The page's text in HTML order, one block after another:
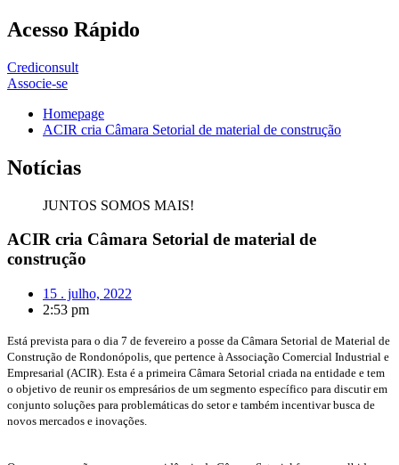
Acesso Rápido
Crediconsult
Associe-se
Homepage
ACIR cria Câmara Setorial de material de construção
Notícias
JUNTOS SOMOS MAIS!
ACIR cria Câmara Setorial de material de
construção
15 . julho, 2022
2:53 pm
Está prevista para o dia 7 de fevereiro a posse da Câmara Setorial de Material de
Construção de Rondonópolis, que pertence à Associação Comercial Industrial e
Empresarial (ACIR). Esta é a primeira Câmara Setorial criada na entidade e tem
o objetivo de reunir os empresários de um segmento específico para discutir em
conjunto soluções para problemáticas do setor e também incentivar busca de
novos mercados e inovações.